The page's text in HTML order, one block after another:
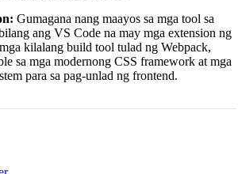
Beautifiers
Gumagana nang maayos sa mga tool sa
ang VS Code na may mga extension ng
kilalang build tool tulad ng Webpack,
sa mga modernong CSS framework at mga
para sa pag-unlad ng frontend.